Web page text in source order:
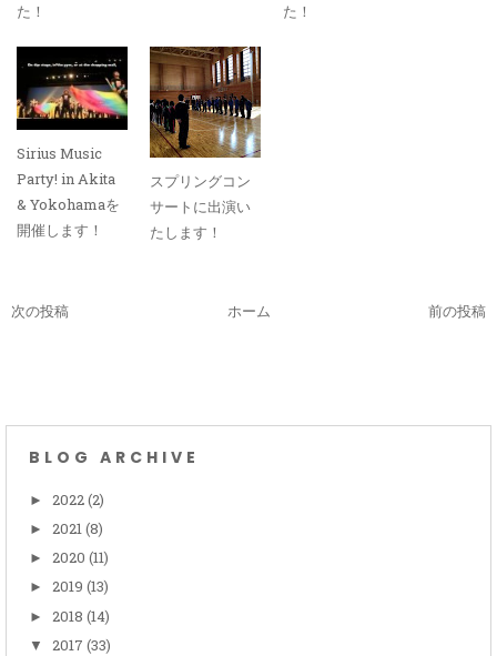
た！
た！
Sirius Music
Party! in Akita
& Yokohamaを
開催します！
スプリングコン
サートに出演い
たします！
次の投稿 前の投稿
ホーム
BLOG ARCHIVE
► 2022(2)
► 2021(8)
► 2020 (11)
► 2019 (13)
► 2018 (14)
▼ 2017 (33)